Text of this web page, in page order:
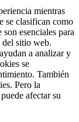
mientras
se clasifican como
son esenciales para
del sitio web.
a analizar y
se
También
Pero la
afectar su